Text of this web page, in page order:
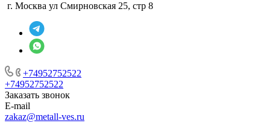
г. Москва ул Смирновская 25, стр 8
+74952752522
+74952752522
Заказать звонок
E-mail
zakaz@metall-ves.ru